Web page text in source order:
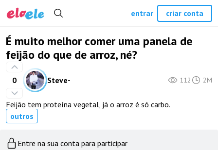
É muito melhor comer uma panela de
feijão do que de arroz, né?
0 Steve- 112 2M
Feijão tem proteína vegetal, já o arroz é só carbo.
outros
Entre na sua conta para participar
entrar criar conta